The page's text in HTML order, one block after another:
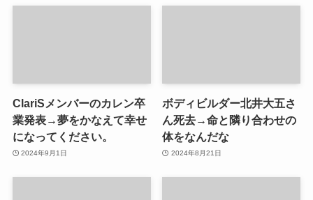
ClariSメンバーのカレン卒
業発表→夢をかなえて幸せ
になってください。
2024年9月1日
ボディビルダー北井大五さ
ん死去→命と隣り合わせの
体をなんだな
2024年8月21日